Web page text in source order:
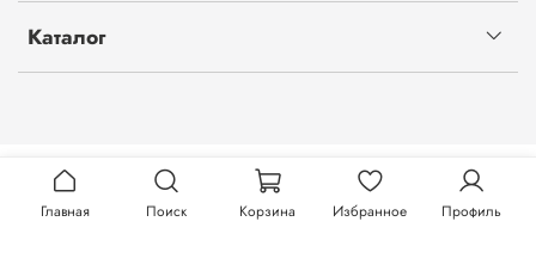
Каталог
Главная Поиск Корзина Избранное Профиль